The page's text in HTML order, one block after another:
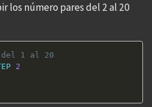
los número pares del 2 al 20
del 1 al 20
2